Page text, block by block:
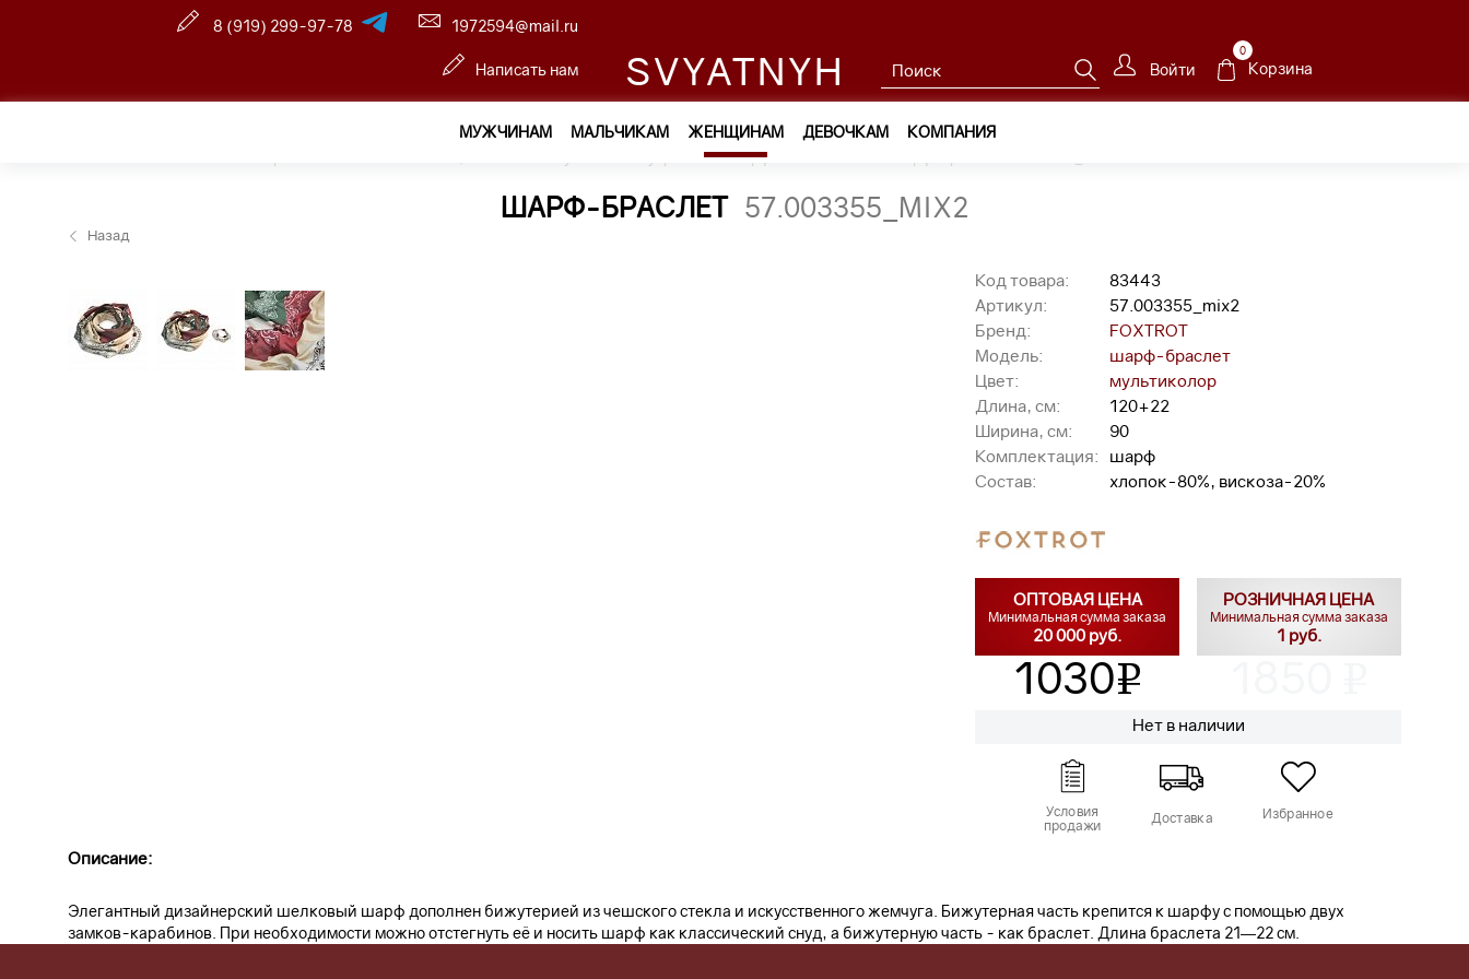
8 (919) 299-97-78 1972594@mail.ru
Написать нам SVYATNYH Войти
0
Корзина
МУЖЧИНАМ МАЛЬЧИКАМ ЖЕНЩИНАМ ДЕВОЧКАМ КОМПАНИЯ
— Шарфы и платки
ШАРФ-БРАСЛЕТ 57.003355_MIX2
Назад
Код товара:
83443
Артикул:
57.003355_mix2
Бренд:
FOXTROT
Модель:
шарф-браслет
Цвет:
мультиколор
Длина, см:
120+22
Ширина, см:
90
Комплектация:
шарф
Состав:
хлопок-80%, вискоза-20%
ОПТОВАЯ ЦЕНА
Минимальная сумма заказа
20 000 руб.
1030v
РОЗНИЧНАЯ ЦЕНА
Минимальная сумма заказа
1 руб.
Нет в наличии
Условия
продажи
Доставка Избранное
Описание:
Элегантный дизайнерский шелковый шарф дополнен бижутерией из чешского стекла и искусственного жемчуга. Бижутерная часть крепится к шарфу с помощью двух
замков-карабинов. При необходимости можно отстегнуть её и носить шарф как классический снуд, а бижутерную часть - как браслет. Длина браслета 21—22 см.